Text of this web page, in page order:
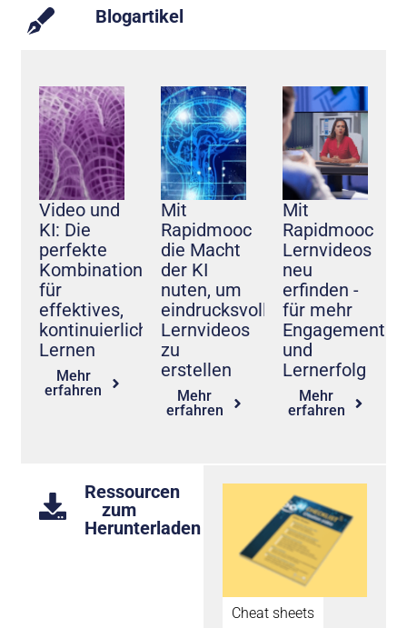
Blogartikel
Video und
KI: Die
perfekte
Kombination
für
effektives,
kontinuierliches
Lernen
Mehr
erfahren
Mit
Rapidmooc
die Macht
der KI
nuten, um
eindrucksvolle
Lernvideos
zu
erstellen
Mehr
erfahren
Mit
Rapidmooc
Lernvideos
neu
erfinden -
für mehr
Engagement
und
Lernerfolg
Mehr
erfahren
Ressourcen
zum
Herunterladen
Cheat sheets